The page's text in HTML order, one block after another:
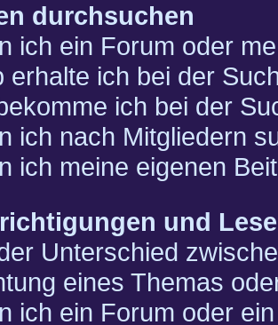
durchsuchen
ich ein Forum oder
erhalte ich bei der
ich bei der
ich nach Mitgliedern
ich meine eigenen
und
Unterschied
eines Themas
ich ein Forum oder